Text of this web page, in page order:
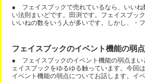
● フェイスブックで売れているなら、いいね
い法則まいどです。田渕です。フェイスブッ
いいねの数をいう人が多いです。しかし、・
フェイスブックのイベント機能の弱点
● フェイスブックのイベント機能の弱点まい
ェイスブックをゆるゆる触っています。今回
イベント機能の弱点についてお話します。イ